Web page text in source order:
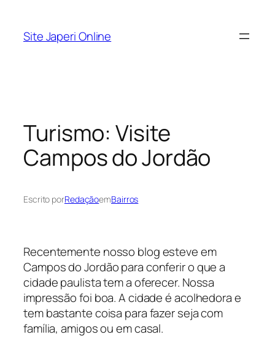
Site Japeri Online
Turismo: Visite
Campos do Jordão
Escrito porRedaçãoemBairros
Recentemente nosso blog esteve em
Campos do Jordão para conferir o que a
cidade paulista tem a oferecer. Nossa
impressão foi boa. A cidade é acolhedora e
tem bastante coisa para fazer seja com
família, amigos ou em casal.